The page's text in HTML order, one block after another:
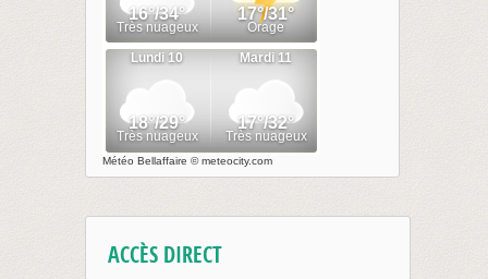
Météo Bellaffaire © meteocity.com
ACCÈS DIRECT